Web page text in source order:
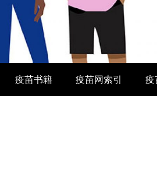
疫苗书籍 疫苗网索引 疫